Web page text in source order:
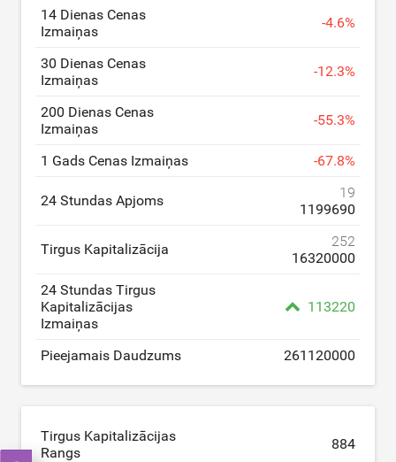
14 Dienas Cenas
Izmaiņas
-4.6%
30 Dienas Cenas
Izmaiņas
-12.3%
200 Dienas Cenas
Izmaiņas
-55.3%
1 Gads Cenas Izmaiņas -67.8%
24 Stundas Apjoms
19
1199690
Tirgus Kapitalizācija
252
16320000
24 Stundas Tirgus
Kapitalizācijas
Izmaiņas
113220
Pieejamais Daudzums 261120000
Tirgus Kapitalizācijas
Rangs
884